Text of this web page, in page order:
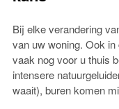
Bij elke verandering
van uw woning. Ook
vaak nog voor u thuis
intensere
waait), buren komen